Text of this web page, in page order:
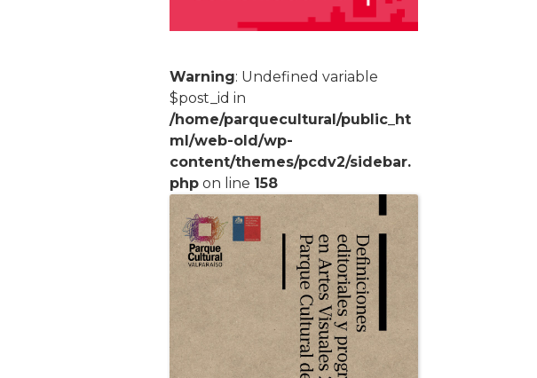
Warning: Undefined variable
$post_id in
/home/parquecultural/public_ht
ml/web-old/wp-
content/themes/pcdv2/sidebar.
php on line 158